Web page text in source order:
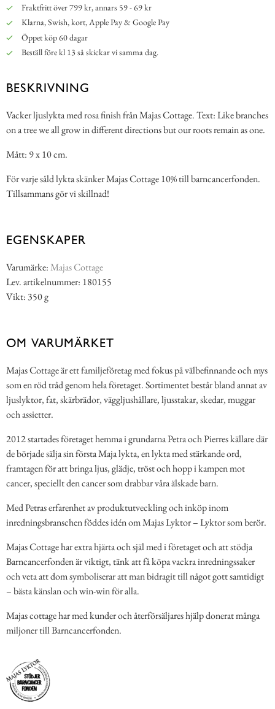
Fraktfritt över 799 kr, annars 59 - 69 kr
Klarna, Swish, kort, Apple Pay & Google Pay
Öppet köp 60 dagar
Beställ före kl 13 så skickar vi samma dag.
BESKRIVNING
Vacker ljuslykta med rosa finish från Majas Cottage. Text: Like branches
on a tree we all grow in different directions but our roots remain as one.
Mått: 9 x 10 cm.
För varje såld lykta skänker Majas Cottage 10% till barncancerfonden.
Tillsammans gör vi skillnad!
EGENSKAPER
Varumärke:Majas Cottage
Lev. artikelnummer: 180155
Vikt: 350 g
OM VARUMÄRKET
Majas Cottage är ett familjeföretag med fokus på välbefinnande och mys
som en röd tråd genom hela företaget. Sortimentet består bland annat av
ljuslyktor, fat, skärbrädor, väggljushållare, ljusstakar, skedar, muggar
och assietter.
2012 startades företaget hemma i grundarna Petra och Pierres källare där
de började sälja sin första Maja lykta, en lykta med stärkande ord,
framtagen för att bringa ljus, glädje, tröst och hopp i kampen mot
cancer, speciellt den cancer som drabbar våra älskade barn.
Med Petras erfarenhet av produktutveckling och inköp inom
inredningsbranschen föddes idén om Majas Lyktor – Lyktor som berör.
Majas Cottage har extra hjärta och själ med i företaget och att stödja
Barncancerfonden är viktigt, tänk att få köpa vackra inredningssaker
och veta att dom symboliserar att man bidragit till något gott samtidigt
– bästa känslan och win-win för alla.
Majas cottage har med kunder och återförsäljares hjälp donerat många
miljoner till Barncancerfonden.